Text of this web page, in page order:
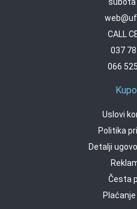
subota
CALL
037
066
Uslovi
Politika
Detalji
Česta